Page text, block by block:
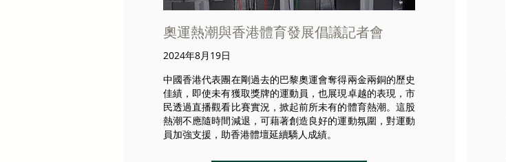
奧運熱潮與香港體育發展倡議記者會
2024年8月19日
中國香港代表團在剛過去的巴黎奧運會奪得兩金兩銅的歷史
佳績，即使未有獲取獎牌的運動員，也展現卓越的表現，市
民透過直播觀看比賽實況，掀起前所未有的體育熱潮。這股
熱潮不應隨時間減退，可藉著創造良好的運動氛圍，對運動
員加強支援，助香港體壇延續驕人成績。